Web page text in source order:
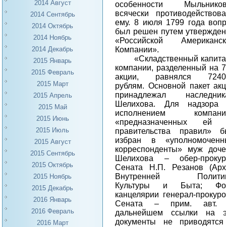
2014 Август
2014 Сентябрь
2014 Октябрь
2014 Ноябрь
2014 Декабрь
2015 Январь
2015 Февраль
2015 Март
2015 Апрель
2015 Май
2015 Июнь
2015 Июль
2015 Август
2015 Сентябрь
2015 Октябрь
2015 Ноябрь
2015 Декабрь
2016 Январь
2016 Февраль
2016 Март
особенности
всячески
ему. 8 июля 1799 года
был решен путем
«Российской
Компании».
«Складственный
компании, разделенный на
акции, равнялся
рублям. Основной пакет
принадлежал
Шелихова. Для надзора
исполнением
«предназначенных ей
правительства правил»
избран в
корреспонденты» муж
Шелихова – обер-
Сената Н.П. Резанов (
Внутренней
Культуры и Быта;
канцелярии генерал-
Сената – прим. авт.
дальнейшем ссылки на
документы не